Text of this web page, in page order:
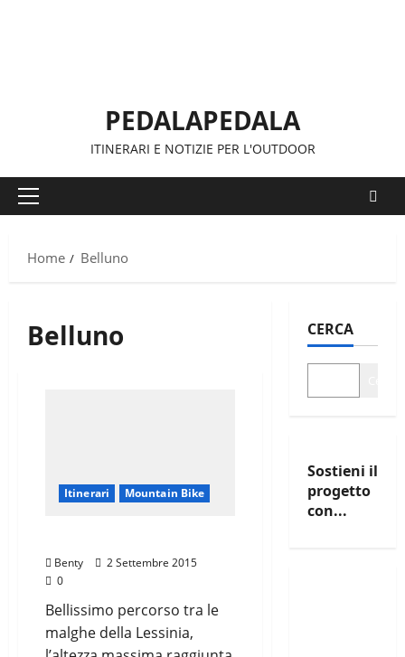
PEDALAPEDALA
ITINERARI E NOTIZIE PER L'OUTDOOR
Menu
Home
Belluno
Belluno
Itinerari Mountain Bike
Benty
2 Settembre 2015
0
Bellissimo percorso tra le
malghe della Lessinia,
CERCA
Sostieni il
progetto
con...